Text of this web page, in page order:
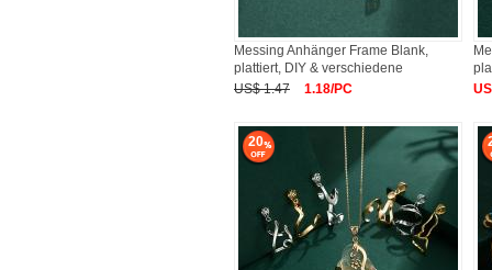
Messing Anhänger Frame Blank,
plattiert, DIY & verschiedene
US$ 1.47
1.18/PC
20